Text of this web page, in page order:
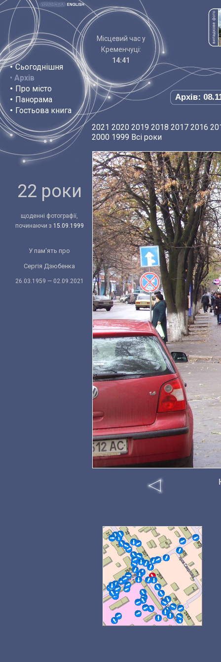
• Сьогоднішня
• Архів
• Про місто
• Панорама
• Гостьова книга
Місцевий час у
Кременчуці:
14:41
Архів:
22 роки
щоденні фотографії,
починаючи з 15.09.1999
У пам'ять про
Сергія Дзюбенка
26.03.1959 — 02.09.2021
2021 2020 2019 2018 2017 2016
2000 1999 Всі роки